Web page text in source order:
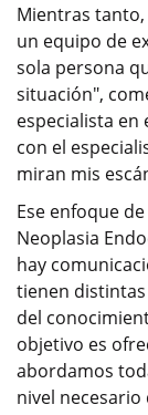
Mientras
un equipo de
sola persona
situación",
especialista en
con el
miran mis
Ese enfoque
Neoplasia
hay
tienen
del
objetivo es
abordamos
nivel necesario